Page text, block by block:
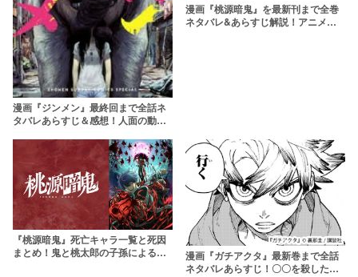
漫画『ジンメン』最終回まで全話ネ
タバレあらすじ＆感想！人面の動物
漫画『桃源暗鬼』を最新刊まで全巻
ネタバレ&あらすじ解説！アニメで
『桃源暗鬼』死亡キャラ一覧と死因
まとめ！鬼と桃太郎の子孫による戦
漫画『ガチアクタ』最新巻まで全話
ネタバレあらすじ！〇〇を殺した犯